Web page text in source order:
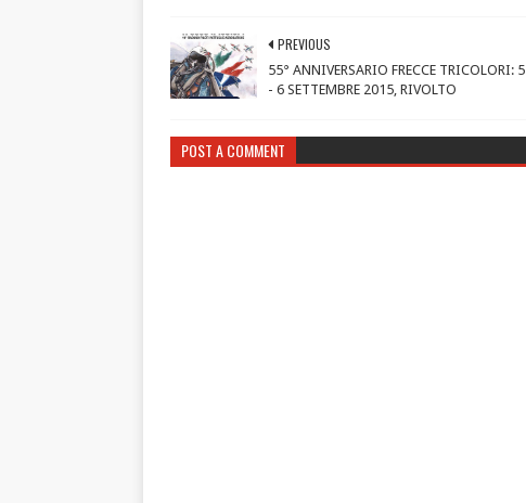
PREVIOUS
55° ANNIVERSARIO FRECCE TRICOLORI: 5
- 6 SETTEMBRE 2015, RIVOLTO
POST A COMMENT